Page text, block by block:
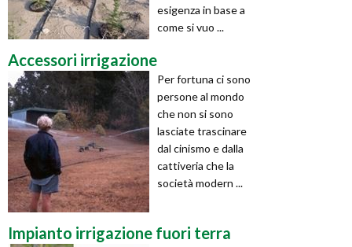
esigenza in base a
come si vuo ...
Accessori irrigazione
Per fortuna ci sono
persone al mondo
che non si sono
lasciate trascinare
dal cinismo e dalla
cattiveria che la
società modern ...
Impianto irrigazione fuori terra